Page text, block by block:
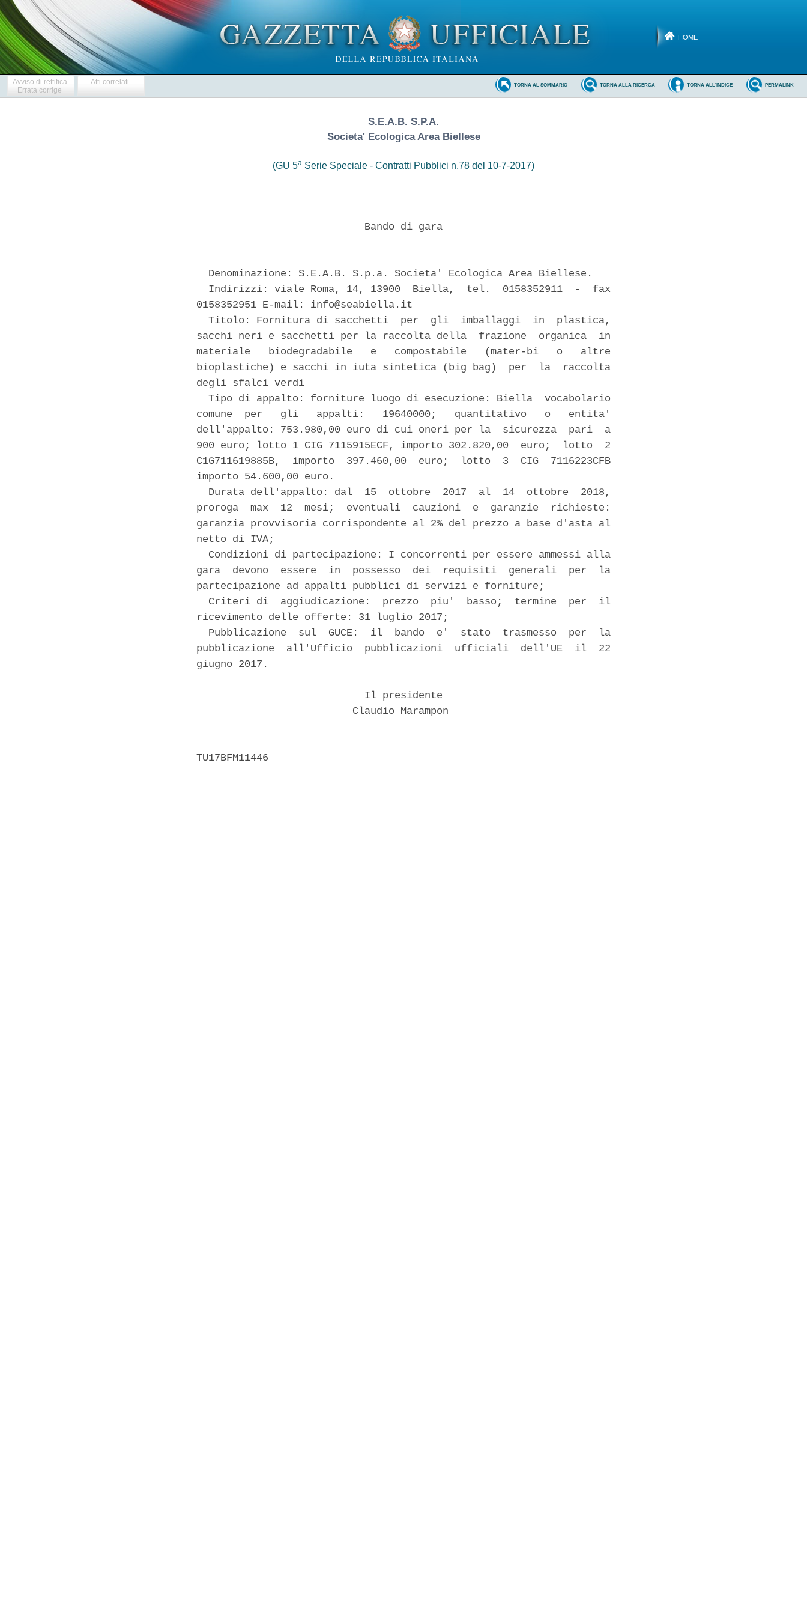
HOME
Avviso di rettifica
Errata corrige
Atti correlati PERMALINK
TORNA ALL'INDICE
TORNA ALLA RICERCA
TORNA AL SOMMARIO
S.E.A.B. S.P.A.
Societa' Ecologica Area Biellese
(GU 5a Serie Speciale - Contratti Pubblici n.78 del 10-7-2017)
                            Bando di gara
  Denominazione: S.E.A.B. S.p.a. Societa' Ecologica Area Biellese.
  Indirizzi: viale Roma, 14, 13900  Biella,  tel.  0158352911  -  fax
0158352951 E-mail: info@seabiella.it
  Titolo: Fornitura di sacchetti  per  gli  imballaggi  in  plastica,
sacchi neri e sacchetti per la raccolta della  frazione  organica  in
materiale   biodegradabile   e   compostabile   (mater-bi   o   altre
bioplastiche) e sacchi in iuta sintetica (big bag)  per  la  raccolta
degli sfalci verdi
  Tipo di appalto: forniture luogo di esecuzione: Biella  vocabolario
comune  per   gli   appalti:   19640000;   quantitativo   o   entita'
dell'appalto: 753.980,00 euro di cui oneri per la  sicurezza  pari  a
900 euro; lotto 1 CIG 7115915ECF, importo 302.820,00  euro;  lotto  2
C1G711619885B,  importo  397.460,00  euro;  lotto  3  CIG  7116223CFB
importo 54.600,00 euro.
  Durata dell'appalto: dal  15  ottobre  2017  al  14  ottobre  2018,
proroga  max  12  mesi;  eventuali  cauzioni  e  garanzie  richieste:
garanzia provvisoria corrispondente al 2% del prezzo a base d'asta al
netto di IVA;
  Condizioni di partecipazione: I concorrenti per essere ammessi alla
gara  devono  essere  in  possesso  dei  requisiti  generali  per  la
partecipazione ad appalti pubblici di servizi e forniture;
  Criteri di  aggiudicazione:  prezzo  piu'  basso;  termine  per  il
ricevimento delle offerte: 31 luglio 2017;
  Pubblicazione  sul  GUCE:  il  bando  e'  stato  trasmesso  per  la
pubblicazione  all'Ufficio  pubblicazioni  ufficiali  dell'UE  il  22
giugno 2017.
                            Il presidente
                          Claudio Marampon